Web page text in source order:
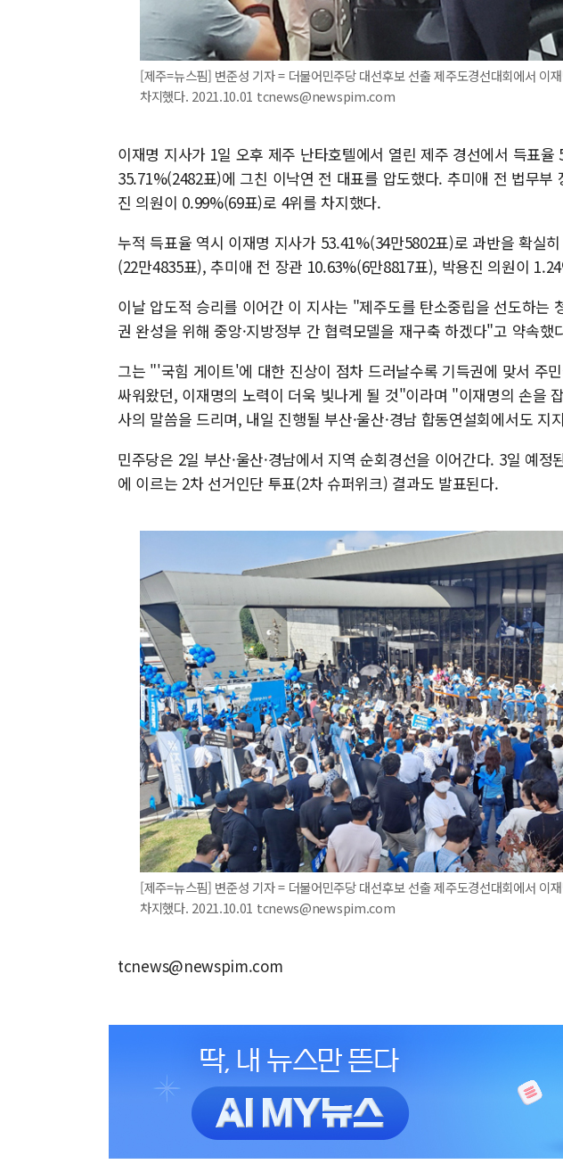
[제주=뉴스핌] 변준성 기자 = 더불어민주당 대선후보 선출 제주도경선대회에서 이
차지했다. 2021.10.01 tcnews@newspim.com
이재명 지사가 1일 오후 제주 난타호텔에서 열린 제주 경선에서 득표
35.71%(2482표)에 그친 이낙연 전 대표를 압도했다. 추미애 전 법무부
진 의원이 0.99%(69표)로 4위를 차지했다.
누적 득표율 역시 이재명 지사가 53.41%(34만5802표)로 과반을 확실
(22만4835표), 추미애 전 장관 10.63%(6만8817표), 박용진 의원이
이날 압도적 승리를 이어간 이 지사는 "제주도를 탄소중립을 선도하는
권 완성을 위해 중앙·지방정부 간 협력모델을 재구축 하겠다"고 약속했
그는 "'국힘 게이트'에 대한 진상이 점차 드러날수록 기득권에 맞서 주
싸워왔던, 이재명의 노력이 더욱 빛나게 될 것"이라며 "이재명의 손을
사의 말씀을 드리며, 내일 진행될 부산·울산·경남 합동연설회에서도 지
민주당은 2일 부산·울산·경남에서 지역 순회경선을 이어간다. 3일 예
에 이르는 2차 선거인단 투표(2차 슈퍼위크) 결과도 발표된다.
[제주=뉴스핌] 변준성 기자 = 더불어민주당 대선후보 선출 제주도경선대회에서 이
차지했다. 2021.10.01 tcnews@newspim.com
tcnews@newspim.com